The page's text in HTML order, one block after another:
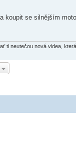
koupit se silnějším
ať ti neutečou nová videa,